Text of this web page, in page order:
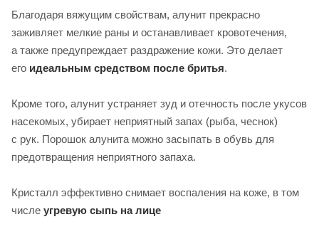
Благодаря вяжущим свойствам, алунит прекрасно
заживляет мелкие раны и останавливает кровотечения,
а также предупреждает раздражение кожи. Это делает
его идеальным средством после бритья.
Кроме того, алунит устраняет зуд и отечность после укусов
насекомых, убирает неприятный запах (рыба, чеснок)
с рук. Порошок алунита можно засыпать в обувь для
предотвращения неприятного запаха.
Кристалл эффективно снимает воспаления на коже, в том
числе угревую сыпь на лице